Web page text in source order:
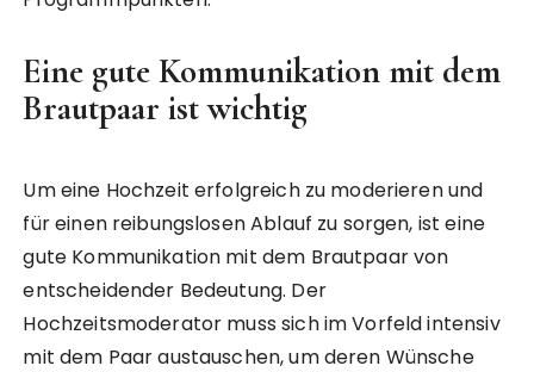
Eine gute Kommunikation mit dem
Brautpaar ist wichtig
Um eine Hochzeit erfolgreich zu moderieren und
für einen reibungslosen Ablauf zu sorgen, ist eine
gute Kommunikation mit dem Brautpaar von
entscheidender Bedeutung. Der
Hochzeitsmoderator muss sich im Vorfeld intensiv
mit dem Paar austauschen, um deren Wünsche